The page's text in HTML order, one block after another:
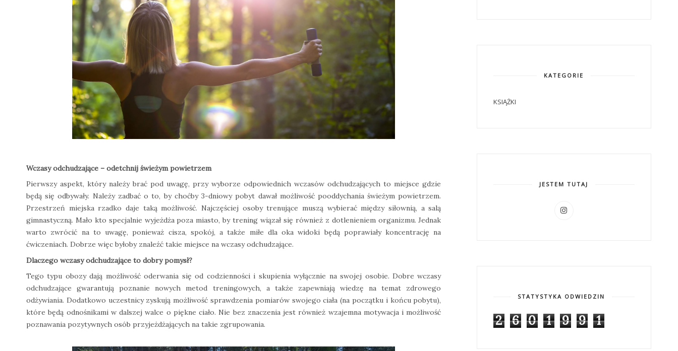
Wczasy odchudzające – odetchnij świeżym powietrzem
Pierwszy aspekt, który należy brać pod uwagę, przy wyborze odpowiednich wczasów odchudzających to miejsce gdzie
będą się odbywały. Należy zadbać o to, by choćby 3-dniowy pobyt dawał możliwość pooddychania świeżym powietrzem.
Przestrzeń miejska rzadko daje taką możliwość. Najczęściej osoby trenujące muszą wybierać między siłownią, a salą
gimnastyczną. Mało kto specjalnie wyjeżdża poza miasto, by trening wiązał się również z dotlenieniem organizmu. Jednak
warto zwrócić na to uwagę, ponieważ cisza, spokój, a także miłe dla oka widoki będą poprawiały koncentrację na
ćwiczeniach. Dobrze więc byłoby znaleźć takie miejsce na wczasy odchudzające.
Dlaczego wczasy odchudzające to dobry pomysł?
Tego typu obozy dają możliwość oderwania się od codzienności i skupienia wyłącznie na swojej osobie. Dobre wczasy
odchudzające gwarantują poznanie nowych metod treningowych, a także zapewniają wiedzę na temat zdrowego
odżywiania. Dodatkowo uczestnicy zyskują możliwość sprawdzenia pomiarów swojego ciała (na początku i końcu pobytu),
które będą odnośnikami w dalszej walce o piękne ciało. Nie bez znaczenia jest również wzajemna motywacja i możliwość
poznawania pozytywnych osób przyjeżdżających na takie zgrupowania.
KATEGORIE
KSIĄŻKI
JESTEM TUTAJ
STATYSTYKA ODWIEDZIN
2 6 0 1 9 9 1